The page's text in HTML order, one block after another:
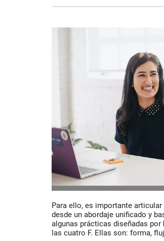
Para ello, es importante
desde un abordaje unificado y
algunas prácticas diseñadas por
las cuatro F. Ellas son: forma,